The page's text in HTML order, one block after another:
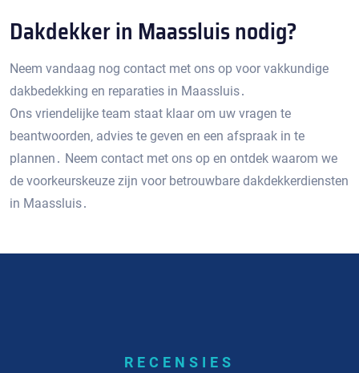
Dakdekker in Maassluis nodig?
Neem vandaag nog contact met ons op voor vakkundige
dakbedekking en reparaties in Maassluis․
Ons vriendelijke team staat klaar om uw vragen te
beantwoorden‚ advies te geven en een afspraak in te
plannen․ Neem contact met ons op en ontdek waarom we
de voorkeurskeuze zijn voor betrouwbare dakdekkerdiensten
in Maassluis․
RECENSIES